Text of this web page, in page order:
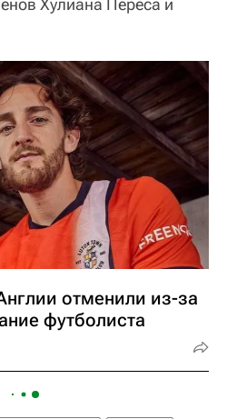
Хулиана Переса и
отменили из-за
футболиста